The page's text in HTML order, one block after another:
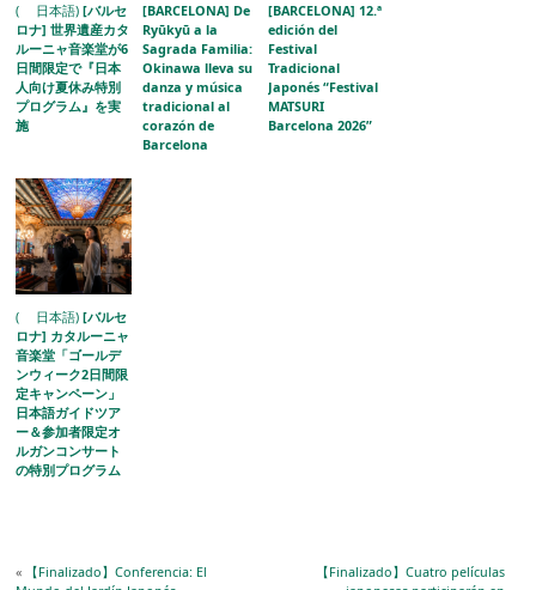
( 日本語)[バルセ
ロナ] 世界遺産カタ
ルーニャ音楽堂が6
日間限定で『日本
人向け夏休み特別
プログラム』を実
施
[BARCELONA] De
Ryūkyū a la
Sagrada Familia:
Okinawa lleva su
danza y música
tradicional al
corazón de
Barcelona
[BARCELONA] 12.ª
edición del
Festival
Tradicional
Japonés “Festival
MATSURI
Barcelona 2026”
( 日本語)[バルセ
ロナ] カタルーニャ
音楽堂「ゴールデ
ンウィーク2日間限
定キャンペーン」
日本語ガイドツア
ー＆参加者限定オ
ルガンコンサート
の特別プログラム
« 【Finalizado】Conferencia: El
【Finalizado】Cuatro películas